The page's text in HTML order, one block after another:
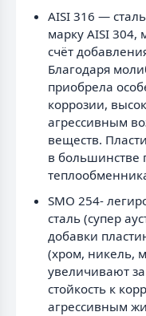
AISI 316 —
марку AISI
счёт
Благодаря
приобрела
коррозии,
агрессивным
веществ.
в большинстве
SMO 254-
сталь (супер
добавки
(хром, никель,
увеличивают
стойкость к
агрессивным